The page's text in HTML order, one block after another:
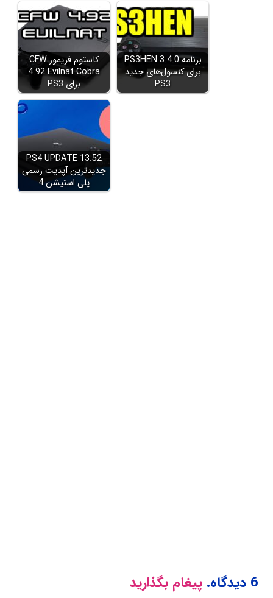
کاستوم فریمور CFW
4.92 Evilnat Cobra
برای PS3
برنامه PS3HEN 3.4.0
برای کنسول‌های جدید
PS3
PS4 UPDATE 13.52
جدیدترین آپدیت رسمی
پلی استیشن 4
6 دیدگاه. پیغام بگذارید